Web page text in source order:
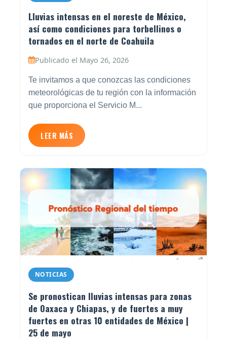
Lluvias intensas en el noreste de México,
así como condiciones para torbellinos o
tornados en el norte de Coahuila
Publicado el Mayo 26, 2026
Te invitamos a que conozcas las condiciones
meteorológicas de tu región con la información
que proporciona el Servicio M...
LEER MÁS
NOTICIAS
Se pronostican lluvias intensas para zonas
de Oaxaca y Chiapas, y de fuertes a muy
fuertes en otras 10 entidades de México |
25 de mayo